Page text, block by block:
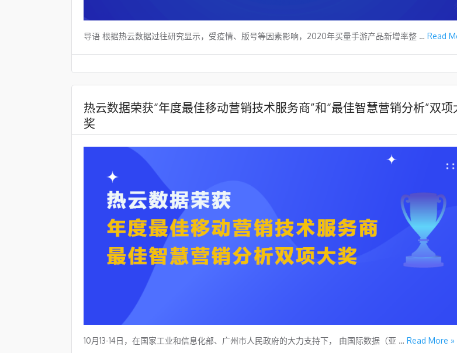
导语 根据热云数据过往研究显示，受疫情、版号等因素影响，2020年买量手游产品新增率整 … Read
热云数据荣获“年度最佳移动营销技术服务商”和“最佳智慧营销分析”双项
奖
10月13-14日，在国家工业和信息化部、广州市人民政府的大力支持下， 由国际数据（亚 … Read More »